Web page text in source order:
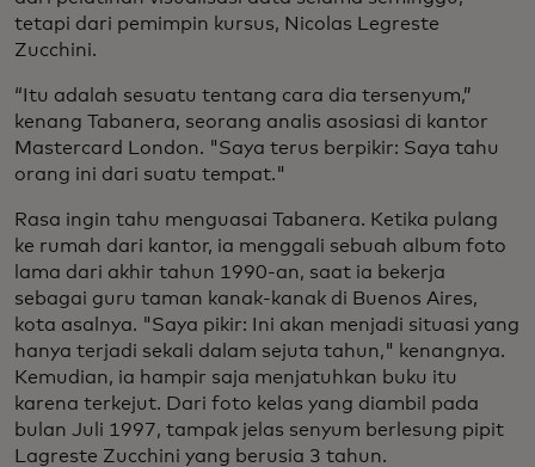
tetapi dari pemimpin kursus, Nicolas Legreste
Zucchini.
“Itu adalah sesuatu tentang cara dia tersenyum,”
kenang Tabanera, seorang analis asosiasi di kantor
Mastercard London. "Saya terus berpikir: Saya tahu
orang ini dari suatu tempat."
Rasa ingin tahu menguasai Tabanera. Ketika pulang
ke rumah dari kantor, ia menggali sebuah album foto
lama dari akhir tahun 1990-an, saat ia bekerja
sebagai guru taman kanak-kanak di Buenos Aires,
kota asalnya. "Saya pikir: Ini akan menjadi situasi yang
hanya terjadi sekali dalam sejuta tahun," kenangnya.
Kemudian, ia hampir saja menjatuhkan buku itu
karena terkejut. Dari foto kelas yang diambil pada
bulan Juli 1997, tampak jelas senyum berlesung pipit
Lagreste Zucchini yang berusia 3 tahun.